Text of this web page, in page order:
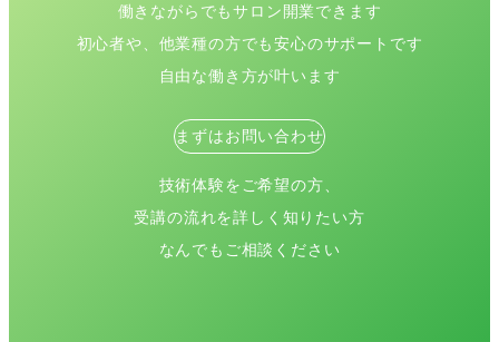
働きながらでもサロン開業できます
初心者や、他業種の方でも安心のサポートです
自由な働き方が叶います
まずはお問い合わせ
技術体験をご希望の方、
受講の流れを詳しく知りたい方
なんでもご相談ください